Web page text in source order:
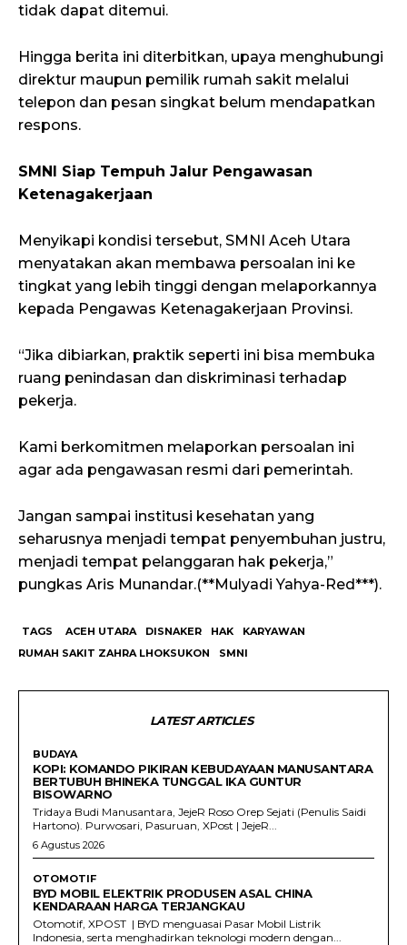
tidak dapat ditemui.
Hingga berita ini diterbitkan, upaya menghubungi
direktur maupun pemilik rumah sakit melalui
telepon dan pesan singkat belum mendapatkan
respons.
SMNI Siap Tempuh Jalur Pengawasan
Ketenagakerjaan
Menyikapi kondisi tersebut, SMNI Aceh Utara
menyatakan akan membawa persoalan ini ke
tingkat yang lebih tinggi dengan melaporkannya
kepada Pengawas Ketenagakerjaan Provinsi.
“Jika dibiarkan, praktik seperti ini bisa membuka
ruang penindasan dan diskriminasi terhadap
pekerja.
Kami berkomitmen melaporkan persoalan ini
agar ada pengawasan resmi dari pemerintah.
Jangan sampai institusi kesehatan yang
seharusnya menjadi tempat penyembuhan justru,
menjadi tempat pelanggaran hak pekerja,”
pungkas Aris Munandar.(**Mulyadi Yahya-Red***).
TAGS ACEH UTARA DISNAKER HAK
KARYAWAN
RUMAH SAKIT ZAHRA LHOKSUKON
SMNI
LATEST ARTICLES
BUDAYA
KOPI: KOMANDO PIKIRAN KEBUDAYAAN MANUSANTARA
BERTUBUH BHINEKA TUNGGAL IKA GUNTUR
BISOWARNO
Tridaya Budi Manusantara, JejeR Roso Orep Sejati (Penulis Saidi
Hartono). Purwosari, Pasuruan, XPost | JejeR...
6 Agustus 2026
OTOMOTIF
BYD MOBIL ELEKTRIK PRODUSEN ASAL CHINA
KENDARAAN HARGA TERJANGKAU
Otomotif, XPOST | BYD menguasai Pasar Mobil Listrik
Indonesia, serta menghadirkan teknologi modern dengan...